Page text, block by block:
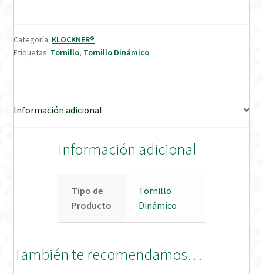
Categoría: KLOCKNER®
Etiquetas: Tornillo, Tornillo Dinámico
Información adicional
Información adicional
Tipo de
Producto
Tornillo
Dinámico
También te recomendamos…